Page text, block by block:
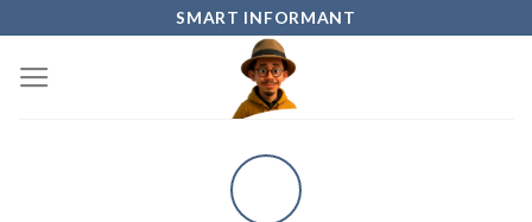
content
SMART INFORMANT